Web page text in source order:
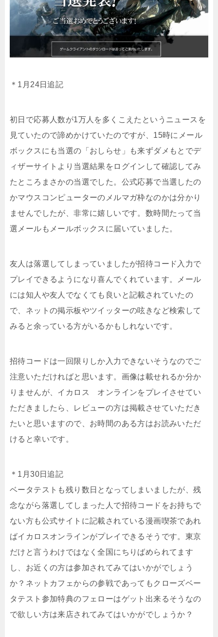
＊1月24日追記
初日で応募人数が1万人を多くこえたというニュースを
見ていたので諦めかけていたのですが、15時にメール
ボックスにも当選の「おしらせ」も来ずダメもとでデ
ィザーサイトより当選結果をログインして確認してみ
たところまさかの当選でした。公式応募で当選したの
かマウスコンピューターのメルマガ枠なのかは分かり
ませんでしたが、非常に嬉しいです。数時間たって当
選メールもメールボックスに届いていました。
友人は落選してしまっていましたが招待コード入力で
プレイできるようになり喜んでくれています。メール
には知人や友人でなくても良いと記載されていたの
で、ネットの掲示板やツイッターの呟きなど検索して
みると余っている方がいるかもしれないです。
招待コードは一回限りしか入力できないそうなのでご
注意いただければと思います。画像は載せれるか分か
りませんが、イカロス オンラインをプレイさせてい
ただきましたら、レビューの方は掲載させていただき
たいと思いますので、お時間のある方はお読みいただ
けると幸いです。
＊1月30日追記
ベータテストも残り数日となってしまいましたが、残
念ながら落選してしまった人で招待コードをお持ちで
ない方も公式サイトに記載されている漫画喫茶であれ
ばイカロスオンラインがプレイできるそうです。東京
だけと言うわけではなく全国にちりばめられてます
し、お近くの方は参加されてみてはいかがでしょう
か？ネットカフェからの参戦であってもクローズベー
タテスト参加特典のフェローはゲット出来るそうなの
で欲しい方は来店されてみてはいかがでしょうか？